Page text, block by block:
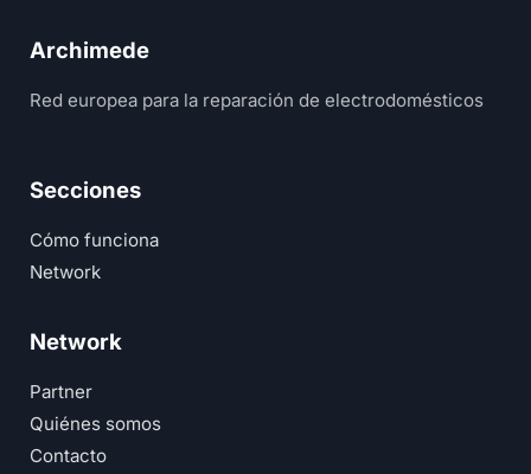
Archimede
Red europea para la reparación de electrodomésticos
Secciones
Cómo funciona
Network
Network
Partner
Quiénes somos
Contacto